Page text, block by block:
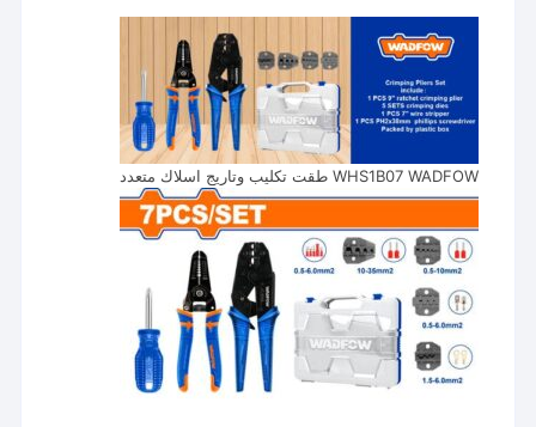
WHS1B07 WADFOW طقت تكليب وتاريج اسلاك متعدد